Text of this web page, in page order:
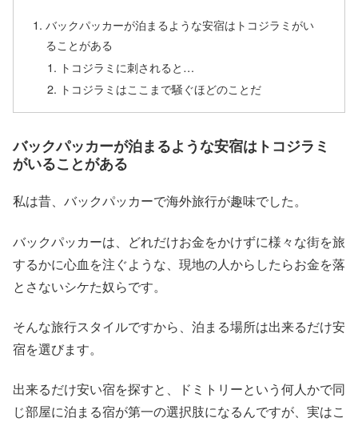
バックパッカーが泊まるような安宿はトコジラミがい
ることがある
トコジラミに刺されると…
トコジラミはここまで騒ぐほどのことだ
バックパッカーが泊まるような安宿はトコジラミ
がいることがある
私は昔、バックパッカーで海外旅行が趣味でした。
バックパッカーは、どれだけお金をかけずに様々な街を旅
するかに心血を注ぐような、現地の人からしたらお金を落
とさないシケた奴らです。
そんな旅行スタイルですから、泊まる場所は出来るだけ安
宿を選びます。
出来るだけ安い宿を探すと、ドミトリーという何人かで同
じ部屋に泊まる宿が第一の選択肢になるんですが、実はこ